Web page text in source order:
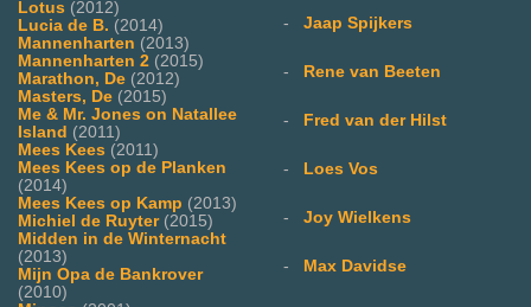
Lotus (2012)
Lucia de B. (2014)
Mannenharten (2013)
Mannenharten 2 (2015)
Marathon, De (2012)
Masters, De (2015)
Me & Mr. Jones on Natallee
Island (2011)
Mees Kees (2011)
Mees Kees op de Planken
(2014)
Mees Kees op Kamp (2013)
Michiel de Ruyter(2015)
Midden in de Winternacht
(2013)
Mijn Opa de Bankrover
(2010)
- Jaap Spijkers
- Rene van Beeten
- Fred van der Hilst
- Loes Vos
- Joy Wielkens
- Max Davidse